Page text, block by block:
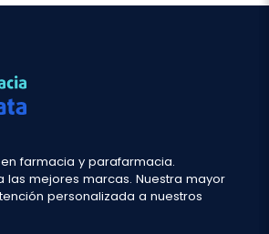
farmacia y parafarmacia.
las mejores marcas. Nuestra mayor
personalizada a nuestros